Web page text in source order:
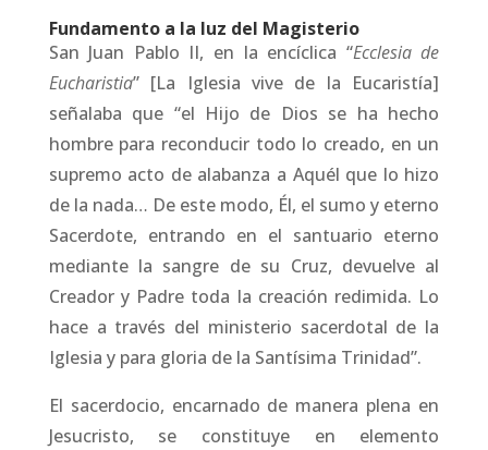
Fundamento a la luz del Magisterio
San Juan Pablo II, en la encíclica “Ecclesia de
Eucharistia” [La Iglesia vive de la Eucaristía]
señalaba que “el Hijo de Dios se ha hecho
hombre para reconducir todo lo creado, en un
supremo acto de alabanza a Aquél que lo hizo
de la nada… De este modo, Él, el sumo y eterno
Sacerdote, entrando en el santuario eterno
mediante la sangre de su Cruz, devuelve al
Creador y Padre toda la creación redimida. Lo
hace a través del ministerio sacerdotal de la
Iglesia y para gloria de la Santísima Trinidad”.
El sacerdocio, encarnado de manera plena en
Jesucristo, se constituye en elemento